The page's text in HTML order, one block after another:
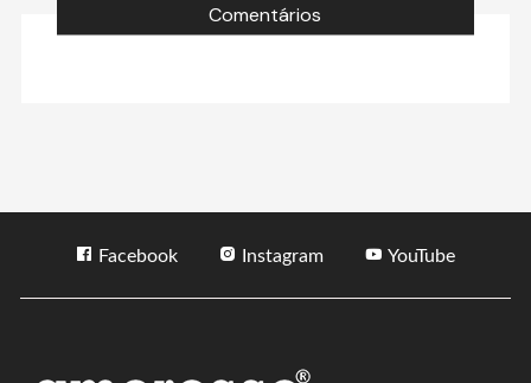
Comentários
Facebook Instagram YouTube